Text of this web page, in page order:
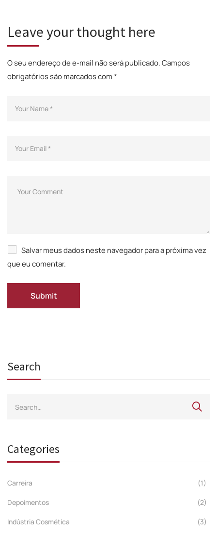
Leave your thought here
O seu endereço de e-mail não será publicado.Campos
obrigatórios são marcados com*
Salvar meus dados neste navegador para a próxima vez
que eu comentar.
Search
Categories
Carreira (1)
Depoimentos (2)
Indústria Cosmética (3)